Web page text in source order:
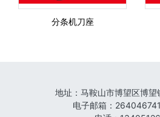
分条机刀座
地址： 马鞍山市博望区博望
电子邮箱：